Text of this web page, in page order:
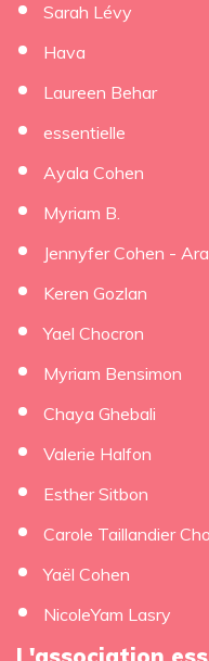
Sarah Lévy
Hava
Laureen Behar
essentielle
Ayala Cohen
Myriam B.
Jennyfer Cohen -
Keren Gozlan
Yael Chocron
Myriam Bensimon
Chaya Ghebali
Valerie Halfon
Esther Sitbon
Carole Taillandier
Yaël Cohen
NicoleYam Lasry